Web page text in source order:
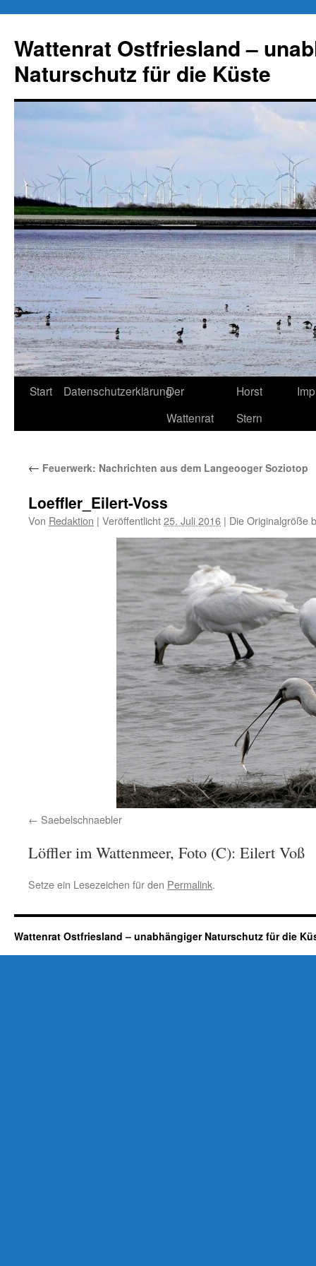
springen
Wattenrat Ostfriesland –
Naturschutz für die Küste
Start DatenschutzerklärungDer
Wattenrat
Horst
Stern
← Feuerwerk: Nachrichten aus dem Langeooger Soziotop
Loeffler_Eilert-Voss
Von Redaktion | Veröffentlicht25. Juli 2016 | Die Originalgröße
Saebelschnaebler
Löffler im Wattenmeer, Foto (C): Eilert Voß
Setze ein Lesezeichen für den Permalink.
Wattenrat Ostfriesland – unabhängiger Naturschutz für die